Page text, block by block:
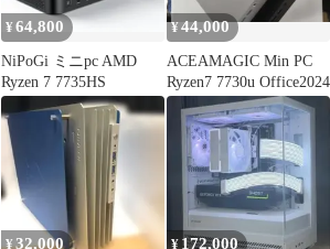
¥ 64,800
NiPoGi ミニpc AMD
Ryzen 7 7735HS
¥44,000
ACEAMAGIC Min PC
Ryzen7 7730u Office2024
¥32,000 ¥ 172,000